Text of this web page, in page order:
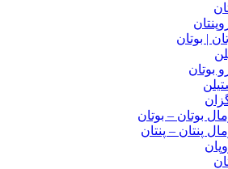
| بوتان
بوتان
بوتان – بوتان
پنتان – پنتان